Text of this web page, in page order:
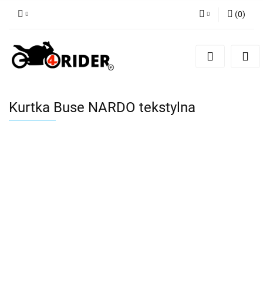
Zarejestruj się
(0)
Kurtka Buse NARDO tekstylna